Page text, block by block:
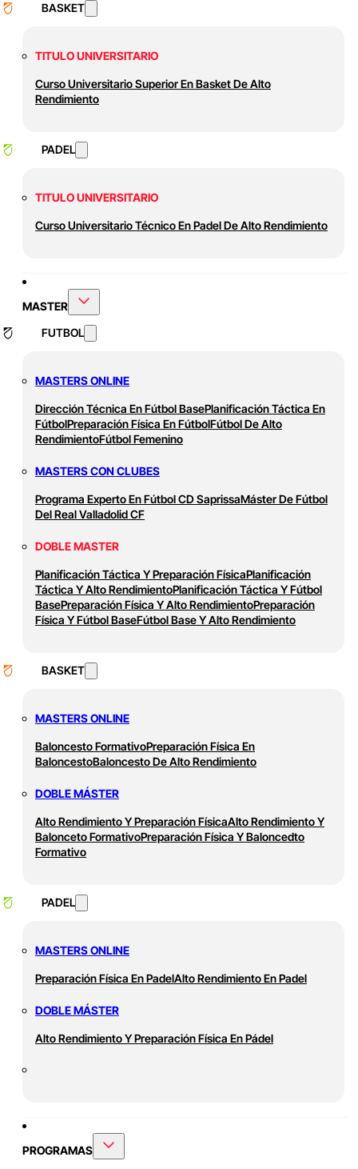
BASKET
TITULO UNIVERSITARIO
Curso Universitario Superior En Basket De Alto
Rendimiento
PADEL
TITULO UNIVERSITARIO
Curso Universitario Técnico En Padel De Alto Rendimiento
MASTER
FUTBOL
MASTERS ONLINE
Dirección Técnica En Fútbol BasePlanificación Táctica En
FútbolPreparación Física En FútbolFútbol De Alto
RendimientoFútbol Femenino
MASTERS CON CLUBES
Programa Experto En Fútbol CD SaprissaMáster De Fútbol
Del Real Valladolid CF
DOBLE MASTER
Planificación Táctica Y Preparación FísicaPlanificación
Táctica Y Alto RendimientoPlanificación Táctica Y Fútbol
BasePreparación Física Y Alto RendimientoPreparación
Física Y Fútbol BaseFútbol Base Y Alto Rendimiento
BASKET
MASTERS ONLINE
Baloncesto FormativoPreparación Física En
BaloncestoBaloncesto De Alto Rendimiento
DOBLE MÁSTER
Alto Rendimiento Y Preparación FísicaAlto Rendimiento Y
Balonceto FormativoPreparación Física Y Baloncedto
Formativo
PADEL
MASTERS ONLINE
Preparación Física En PadelAlto Rendimiento En Padel
DOBLE MÁSTER
Alto Rendimiento Y Preparación Física En Pádel
PROGRAMAS